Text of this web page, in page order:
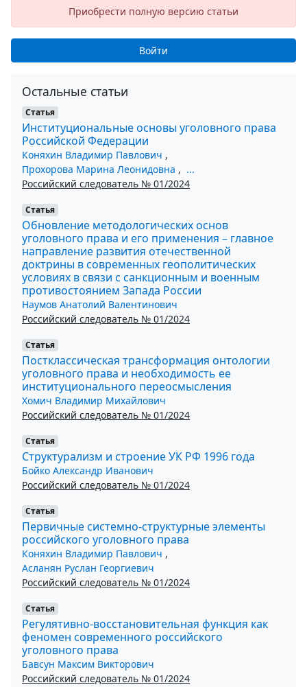
Приобрести полную версию статьи
Войти
Остальные статьи
Статья
Институциональные основы уголовного права
Российской Федерации
Коняхин Владимир Павлович ,
Прохорова Марина Леонидовна , ...
Российский следователь № 01/2024
Статья
Обновление методологических основ
уголовного права и его применения – главное
направление развития отечественной
доктрины в современных геополитических
условиях в связи с санкционным и военным
противостоянием Запада России
Наумов Анатолий Валентинович
Российский следователь № 01/2024
Статья
Постклассическая трансформация онтологии
уголовного права и необходимость ее
институционального переосмысления
Хомич Владимир Михайлович
Российский следователь № 01/2024
Статья
Структурализм и строение УК РФ 1996 года
Бойко Александр Иванович
Российский следователь № 01/2024
Статья
Первичные системно-структурные элементы
российского уголовного права
Коняхин Владимир Павлович ,
Асланян Руслан Георгиевич
Российский следователь № 01/2024
Статья
Регулятивно-восстановительная функция как
феномен современного российского
уголовного права
Бавсун Максим Викторович
Российский следователь № 01/2024